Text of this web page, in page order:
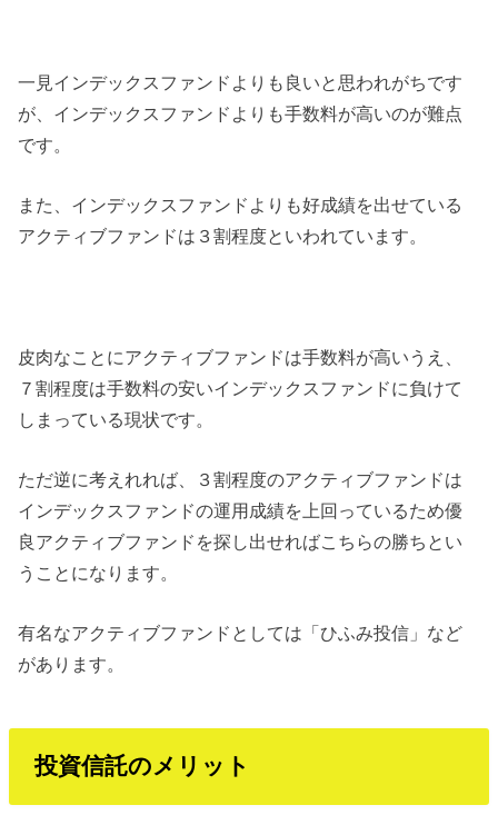
一見インデックスファンドよりも良いと思われがちです
が、インデックスファンドよりも手数料が高いのが難点
です。
また、インデックスファンドよりも好成績を出せている
アクティブファンドは３割程度といわれています。
皮肉なことにアクティブファンドは手数料が高いうえ、
７割程度は手数料の安いインデックスファンドに負けて
しまっている現状です。
ただ逆に考えれれば、３割程度のアクティブファンドは
インデックスファンドの運用成績を上回っているため優
良アクティブファンドを探し出せればこちらの勝ちとい
うことになります。
有名なアクティブファンドとしては「ひふみ投信」など
があります。
投資信託のメリット